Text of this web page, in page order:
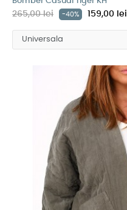
265,00 lei -40% 159,00 lei